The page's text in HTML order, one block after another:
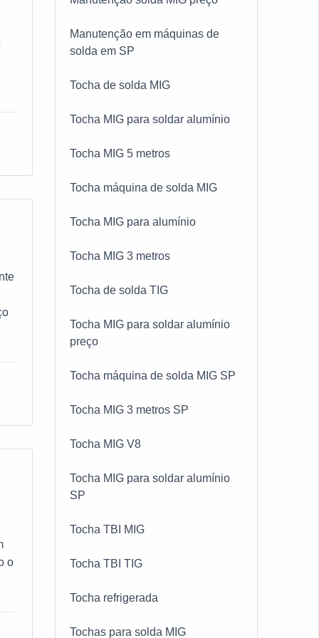
o
Manutenção em máquinas de
solda em SP
Tocha de solda MIG
Tocha MIG para soldar alumínio
Tocha MIG 5 metros
Tocha máquina de solda MIG
Tocha MIG para alumínio
Tocha MIG 3 metros
Tocha de solda TIG
Tocha MIG para soldar alumínio
preço
Tocha máquina de solda MIG SP
Tocha MIG 3 metros SP
Tocha MIG V8
Tocha MIG para soldar alumínio
SP
Tocha TBI MIG
Tocha TBI TIG
Tocha refrigerada
Tochas para solda MIG